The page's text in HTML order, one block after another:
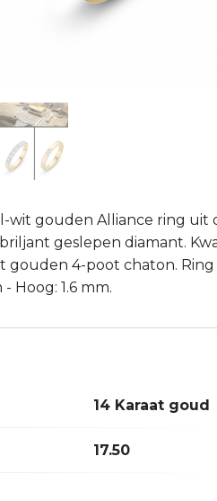
wit gouden Alliance ring uit
geslepen diamant.
gouden 4-poot chaton. Ring
Hoog: 1.6 mm.
14 Karaat goud
17.50